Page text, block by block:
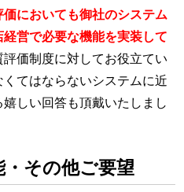
においても御社のシステム
営で必要な機能を実装して
価制度に対してお役立てい
てはならないシステムに近
しい回答も頂戴いたしまし
その他ご要望